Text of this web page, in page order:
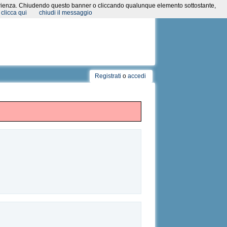
Registrati o accedi
Chiudendo questo banner o cliccando qualunque elemento sottostante,
clicca qui chiudi il messaggio